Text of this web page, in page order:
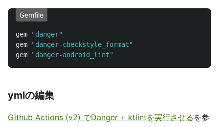
Gemfile
gem
"danger"
gem
"danger-checkstyle_format"
gem
"danger-android_lint"
ymlの編集
Github Actions (v2) でDanger + ktlintを実行させる を参